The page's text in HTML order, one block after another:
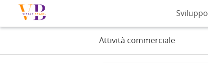
Sviluppo
Attività commerciale